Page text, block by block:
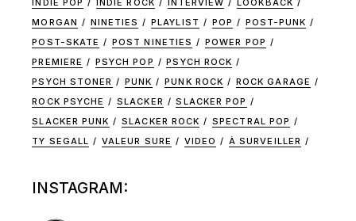
INDIE POP
INDIE ROCK INTERVIEW
LOOKBACK
MORGAN
NINETIES PLAYLIST POP
POST-PUNK
POST-SKATE
POST NINETIES
POWER POP
PREMIERE
PSYCH POP
PSYCH ROCK
PSYCH STONER
PUNK PUNK ROCK
ROCK GARAGE
ROCK PSYCHE
SLACKER
SLACKER POP
SLACKER PUNK
SLACKER ROCK
SPECTRAL POP
TY SEGALL
VALEUR SURE VIDEO À SURVEILLER
INSTAGRAM: